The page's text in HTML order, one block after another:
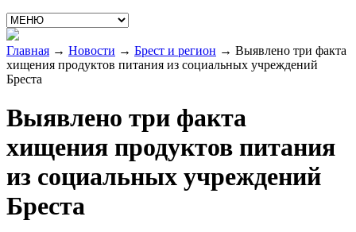
Главная → Новости → Брест и регион → Выявлено три факта
хищения продуктов питания из социальных учреждений
Бреста
Выявлено три факта
хищения продуктов питания
из социальных учреждений
Бреста